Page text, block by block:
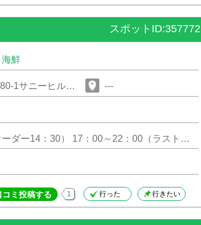
スポットID:357772
鮮
1サニーヒルい ---
ダー14：30） 17：00～22：00（ラストオ
コミ投稿する 1 行った 行きたい